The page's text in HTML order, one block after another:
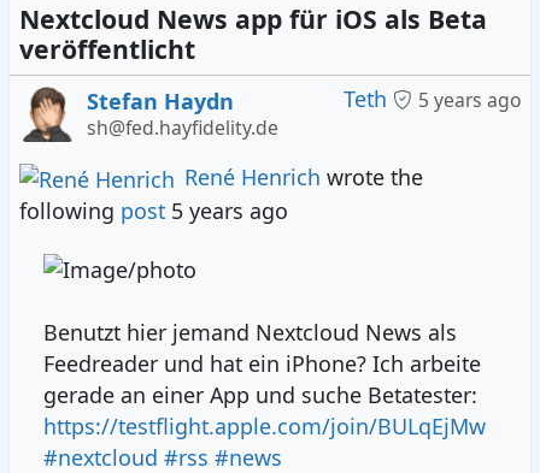
Nextcloud News app für iOS als Beta
veröffentlicht
Teth 5 years ago
Stefan Haydn
sh@fed.hayfidelity.de
René Henrich wrote the
following post 5 years ago
Benutzt hier jemand Nextcloud News als
Feedreader und hat ein iPhone? Ich arbeite
gerade an einer App und suche Betatester:
https://testflight.apple.com/join/BULqEjMw
#nextcloud #rss #news